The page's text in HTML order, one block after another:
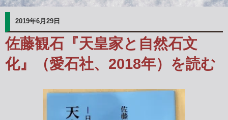
2019年6月29日
佐藤観石『天皇家と自然石文
化』（愛石社、2018年）を読む